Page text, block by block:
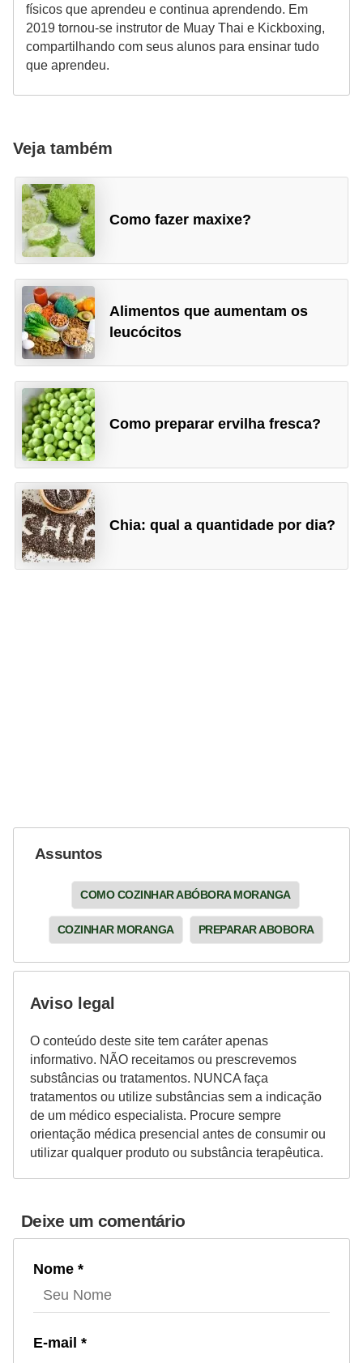
físicos que aprendeu e continua aprendendo. Em
2019 tornou-se instrutor de Muay Thai e Kickboxing,
compartilhando com seus alunos para ensinar tudo
que aprendeu.
Veja também
Como fazer maxixe?
Alimentos que aumentam os
leucócitos
Como preparar ervilha fresca?
Chia: qual a quantidade por dia?
Assuntos
COMO COZINHAR ABÓBORA MORANGA
COZINHAR MORANGA PREPARAR ABOBORA
Aviso legal
O conteúdo deste site tem caráter apenas
informativo. NÃO receitamos ou prescrevemos
substâncias ou tratamentos. NUNCA faça
tratamentos ou utilize substâncias sem a indicação
de um médico especialista. Procure sempre
orientação médica presencial antes de consumir ou
utilizar qualquer produto ou substância terapêutica.
Deixe um comentário
Nome *
E-mail *